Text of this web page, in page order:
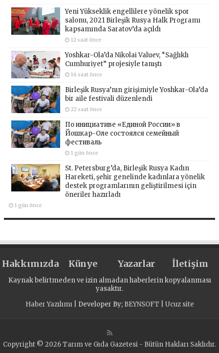
Yeni Yükseklik engellilere yönelik spor
salonu, 2021 Birleşik Rusya Halk Programı
kapsamında Saratov’da açıldı
12 saat önce
Yoshkar-Ola’da Nikolai Valuev, “Sağlıklı
Cumhuriyet” projesiyle tanıştı
16 saat önce
Birleşik Rusya’nın girişimiyle Yoshkar-Ola’da
bir aile festivali düzenlendi
22 saat önce
По инициативе «Единой России» в
Йошкар-Оле состоялся семейный
фестиваль
1 gün önce
St. Petersburg’da, Birleşik Rusya Kadın
Hareketi, şehir genelinde kadınlara yönelik
destek programlarının geliştirilmesi için
öneriler hazırladı
1 gün önce
Hakkımızda Künye Yazarlar İletişim
Kaynak belirtmeden ve izin almadan haberlerin kopyalanması
yasaktır.
Haber Yazılımı| Developer By; BEYNSOFT Ucuz site
Copyright © 2026 Tarım ve Gıda Gazetesi - Bütün Hakları Saklıdır.